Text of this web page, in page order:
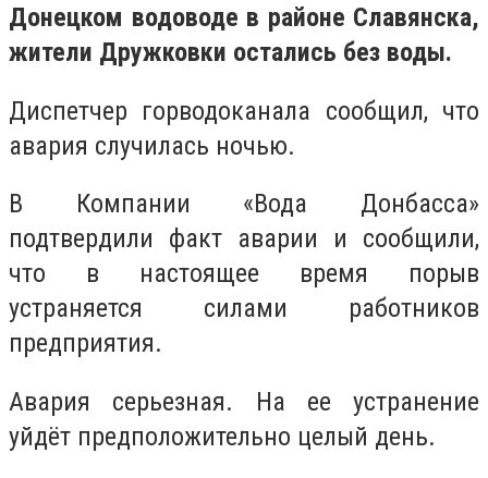
Донецком водоводе в районе Славянска,
жители Дружковки остались без воды.
Диспетчер горводоканала сообщил, что
авария случилась ночью.
В Компании «Вода Донбасса»
подтвердили факт аварии и сообщили,
что в настоящее время порыв
устраняется силами работников
предприятия.
Авария серьезная. На ее устранение
уйдёт предположительно целый день.